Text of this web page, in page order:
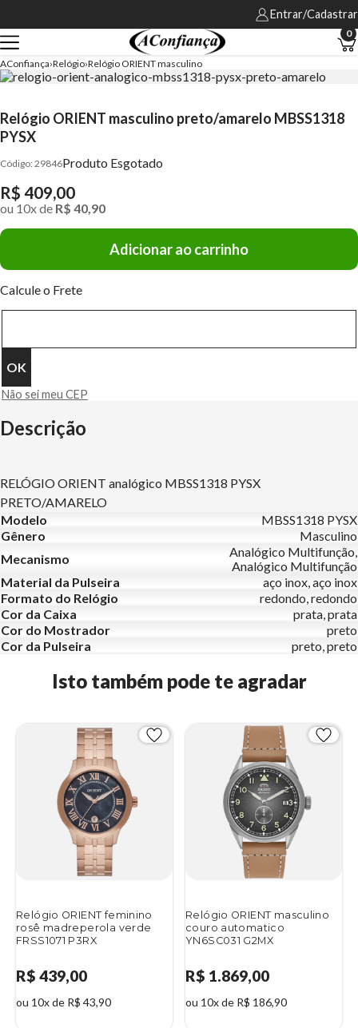
Entrar/Cadastrar
0
AConfiança Relógio Relógio ORIENT masculino
Relógio ORIENT masculino preto/amarelo MBSS1318
PYSX
29846Produto Esgotado
R$ 409,00
ou 10xde R$ 40,90
Adicionar ao carrinho
Calcule o Frete
Não sei meu CEP
Descrição
RELÓGIO ORIENT analógico MBSS1318 PYSX
PRETO/AMARELO
Modelo
MBSS1318 PYSX
Gênero
Masculino
Mecanismo
Analógico Multifunção,
Analógico Multifunção
Material da Pulseira
aço inox, aço inox
Formato do Relógio
redondo, redondo
Cor da Caixa
prata, prata
Cor do Mostrador
preto
Cor da Pulseira
preto, preto
Isto também pode te agradar
Relógio ORIENT feminino
rosê madreperola verde
FRSS1071 P3RX
R$ 439,00
ou 10x de R$ 43,90
Relógio ORIENT masculino
couro automatico
YN6SC031 G2MX
R$ 1.869,00
ou 10x de R$ 186,90